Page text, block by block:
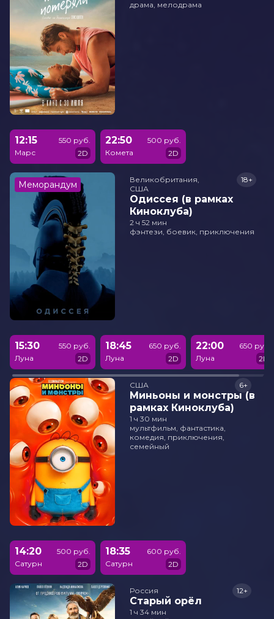
драма, мелодрама
12:15
Марс
550 руб.
2D
22:50
Комета
500 руб.
2D
Меморандум
Великобритания,
США
Одиссея (в рамках
Киноклуба)
18+
2 ч 52 мин
фэнтези, боевик, приключения
15:30
Луна
550 руб.
2D
18:45
Луна
650 руб.
2D
22:00
Луна
650 руб.
2D
США
Миньоны и монстры (в
рамках Киноклуба)
6+
1 ч 30 мин
мультфильм, фантастика,
комедия, приключения,
семейный
14:20
Сатурн
500 руб.
2D
18:35
Сатурн
600 руб.
2D
Россия
Старый орёл
12+
1 ч 34 мин